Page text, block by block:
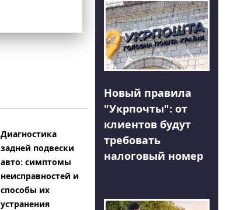
Диагностика
задней подвески
авто: симптомы
неисправностей и
способы их
устранения
Новый правила
"Укрпочты": от
клиентов будут
требовать
налоговый номер